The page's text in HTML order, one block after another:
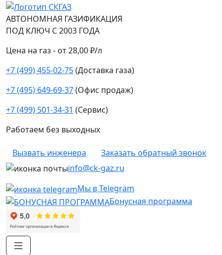
АВТОНОМНАЯ ГАЗИФИКАЦИЯ
ПОД КЛЮЧ С 2003 ГОДА
Цена на газ - от 28,00 ₽/л
+7 (499) 455-02-75(Доставка газа)
+7 (495) 649-69-37(Офис продаж)
+7 (499) 501-34-31 (Сервис)
Работаем без выходных
Вызвать инженера
Заказать обратный звонок
info@ck-gaz.ru
Мы в Telegram
Бонусная программа